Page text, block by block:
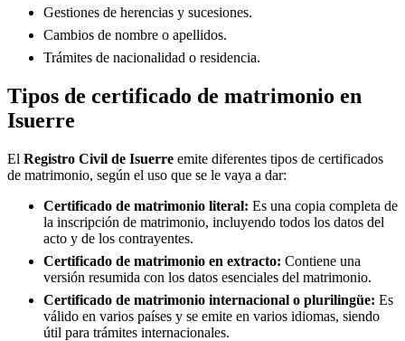
Gestiones de herencias y sucesiones.
Cambios de nombre o apellidos.
Trámites de nacionalidad o residencia.
Tipos de certificado de matrimonio en
Isuerre
El Registro Civil de Isuerre emite diferentes tipos de certificados
de matrimonio, según el uso que se le vaya a dar:
Certificado de matrimonio literal: Es una copia completa de
la inscripción de matrimonio, incluyendo todos los datos del
acto y de los contrayentes.
Certificado de matrimonio en extracto: Contiene una
versión resumida con los datos esenciales del matrimonio.
Certificado de matrimonio internacional o plurilingüe: Es
válido en varios países y se emite en varios idiomas, siendo
útil para trámites internacionales.